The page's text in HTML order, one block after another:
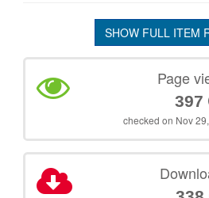
SHOW FULL ITEM
Page
397
checked on Nov